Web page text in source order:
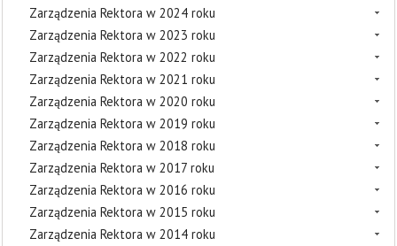
Zarządzenia Rektora w 2024 roku
Zarządzenia Rektora w 2023 roku
Zarządzenia Rektora w 2022 roku
Zarządzenia Rektora w 2021 roku
Zarządzenia Rektora w 2020 roku
Zarządzenia Rektora w 2019 roku
Zarządzenia Rektora w 2018 roku
Zarządzenia Rektora w 2017 roku
Zarządzenia Rektora w 2016 roku
Zarządzenia Rektora w 2015 roku
Zarządzenia Rektora w 2014 roku